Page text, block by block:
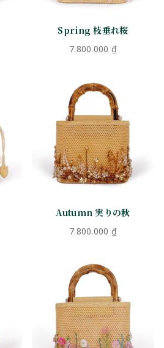
Spring 枝垂れ桜
7.800.000 ₫
Autumn 実りの秋
7.800.000 ₫